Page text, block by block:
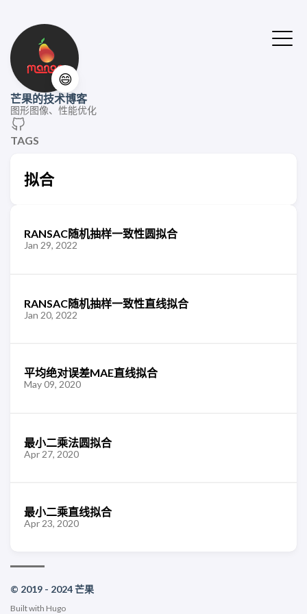
😄
芒果的技术博客
图形图像、性能优化
TAGS
拟合
RANSAC随机抽样一致性圆拟合
Jan 29, 2022
RANSAC随机抽样一致性直线拟合
Jan 20, 2022
平均绝对误差MAE直线拟合
May 09, 2020
最小二乘法圆拟合
Apr 27, 2020
最小二乘直线拟合
Apr 23, 2020
© 2019 - 2024 芒果
Built with Hugo